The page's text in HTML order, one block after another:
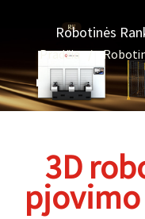
Robotinės
Pradžia
3D